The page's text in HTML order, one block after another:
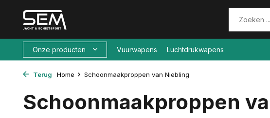
Onze producten Vuurwapens Luchtdrukwapens
Terug Home Schoonmaakproppen van Niebling
Schoonmaakproppen